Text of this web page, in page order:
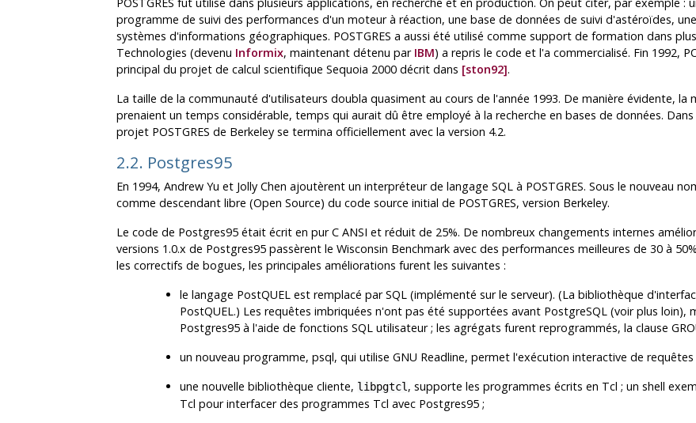
programme de suivi des performances d'un moteur à réaction, une base de données de suivi d'astéroïdes,
systèmes d'informations géographiques. POSTGRES a aussi été utilisé comme support de formation dans
Technologies (devenu Informix, maintenant détenu par IBM) a repris le code et l'a commercialisé. Fin 1992,
principal du projet de calcul scientifique Sequoia 2000 décrit dans [ston92].
La taille de la communauté d'utilisateurs doubla quasiment au cours de l'année 1993. De manière évidente,
prenaient un temps considérable, temps qui aurait dû être employé à la recherche en bases de données.
projet POSTGRES de Berkeley se termina officiellement avec la version 4.2.
2.2. Postgres95
En 1994, Andrew Yu et Jolly Chen ajoutèrent un interpréteur de langage SQL à POSTGRES. Sous le nouveau
comme descendant libre (Open Source) du code source initial de POSTGRES, version Berkeley.
Le code de Postgres95 était écrit en pur C ANSI et réduit de 25%. De nombreux changements internes
versions 1.0.x de Postgres95 passèrent le Wisconsin Benchmark avec des performances meilleures de 30 à
les correctifs de bogues, les principales améliorations furent les suivantes :
le langage PostQUEL est remplacé parSQL (implémenté sur le serveur). (La bibliothèque
PostQUEL.) Les requêtes imbriquées n'ont pas été supportées avant PostgreSQL (voir plus loin),
Postgres95 à l'aide de fonctions SQL utilisateur ; les agrégats furent reprogrammés, la clause
un nouveau programme, psql, qui utilise GNU Readline, permet l'exécution interactive de
une nouvelle bibliothèque cliente, libpgtcl, supporte les programmes écrits en Tcl ; un shell
Tcl pour interfacer des programmes Tcl avec Postgres95 ;